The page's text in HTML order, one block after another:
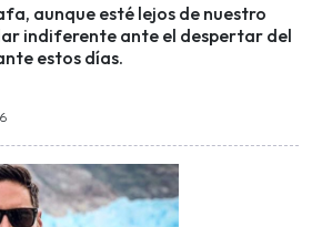
aunque esté lejos de nuestro
indiferente ante el despertar del
estos días.